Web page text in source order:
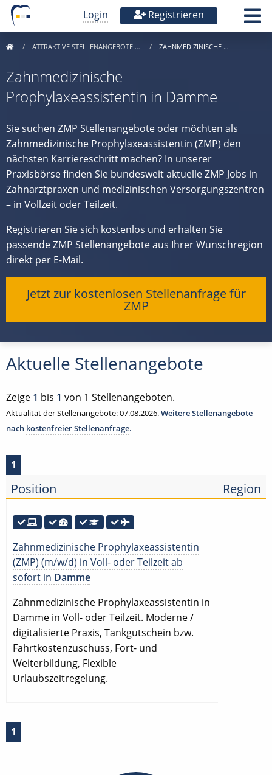
Login Registrieren
ATTRAKTIVE STELLENANGEBOTE … ZAHNMEDIZINISCHE …
Zahnmedizinische
Prophylaxeassistentin in Damme
Sie suchen ZMP Stellenangebote oder möchten als
Zahnmedizinische Prophylaxeassistentin (ZMP) den
nächsten Karriereschritt machen? In unserer
Praxisbörse finden Sie bundesweit aktuelle ZMP Jobs in
Zahnarztpraxen und medizinischen Versorgungszentren
– in Vollzeit oder Teilzeit.
Registrieren Sie sich kostenlos und erhalten Sie
passende ZMP Stellenangebote aus Ihrer Wunschregion
direkt per E-Mail.
Jetzt zur kostenlosen Stellenanfrage für
ZMP
Aktuelle Stellenangebote
Zeige 1 bis 1 von 1 Stellenangeboten.
Aktualität der Stellenangebote: 07.08.2026.Weitere Stellenangebote
nach kostenfreier Stellenanfrage.
1
Position Region
Zahnmedizinische Prophylaxeassistentin
(ZMP) (m/w/d) in Voll- oder Teilzeit ab
sofort in Damme
Zahnmedizinische Prophylaxeassistentin in
Damme in Voll- oder Teilzeit. Moderne /
digitalisierte Praxis, Tankgutschein bzw.
Fahrtkostenzuschuss, Fort- und
Weiterbildung, Flexible
Urlaubszeitregelung.
1